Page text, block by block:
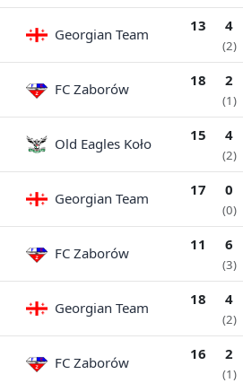
Georgian Team 13 4
(2)
FC Zaborów 18 2
(1)
Old Eagles Koło 15 4
(2)
Georgian Team 17 0
(0)
FC Zaborów 11 6
(3)
Georgian Team 18 4
(2)
FC Zaborów 16 2
(1)